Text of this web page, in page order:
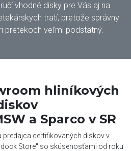
vhodné disky pre Vás aj na
tratí, pretože správny
pretekoch veľmi podstatný.
hliníkových
a Sparco v SR
certifikovaných diskov v
Store" so skúsenosťami od roku